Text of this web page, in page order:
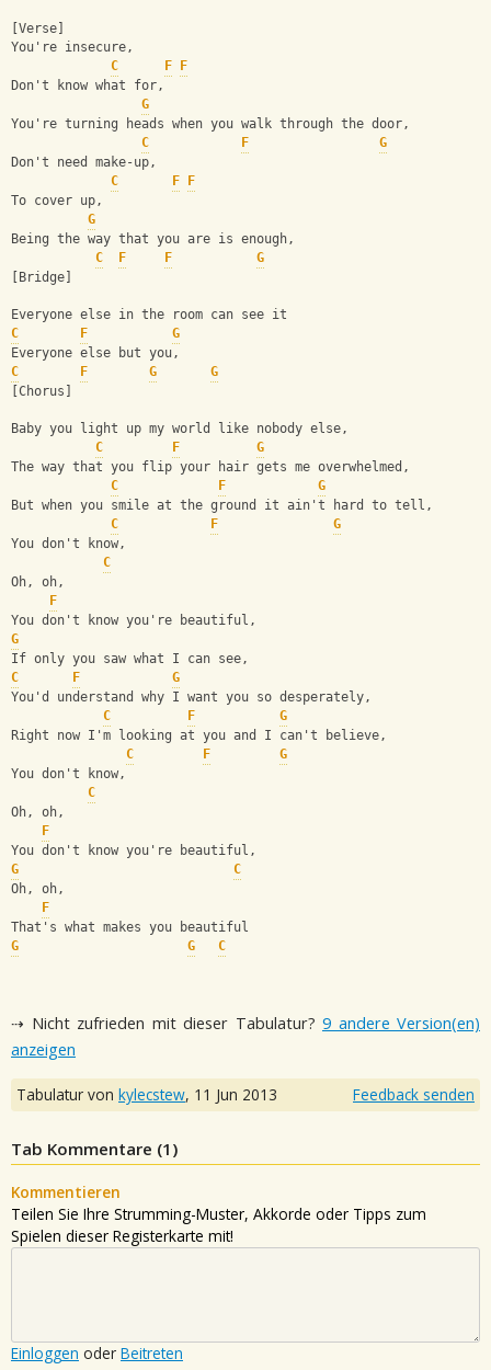
[Verse]
You're insecure,
C
F
F
Don't know what for,
G
You're turning heads when you walk through the door,
C
F
G
Don't need make-up,
C
F
F
To cover up,
G
Being the way that you are is enough,
C
F F
G
[Bridge]
Everyone else in the room can see it
C
F
G
Everyone else but you,
C
F G
G
[Chorus]
Baby you light up my world like nobody else,
C
F
G
The way that you flip your hair gets me overwhelmed,
C
F
G
But when you smile at the ground it ain't hard to tell,
C
F
G
You don't know,
C
Oh, oh,
F
You don't know you're beautiful,
G
If only you saw what I can see,
C
F
G
You'd understand why I want you so desperately,
C
F
G
Right now I'm looking at you and I can't believe,
C
F
G
You don't know,
C
Oh, oh,
F
You don't know you're beautiful,
G
C
Oh, oh,
F
That's what makes you beautiful
G
G C
⇢ Nicht zufrieden mit dieser Tabulatur? 9 andere Version(en)
anzeigen
Tabulatur von kylecstew, 11 Jun 2013 Feedback senden
Tab Kommentare (1 )
Kommentieren
Teilen Sie Ihre Strumming-Muster, Akkorde oder Tipps zum
Spielen dieser Registerkarte mit!
Einloggen oder Beitreten